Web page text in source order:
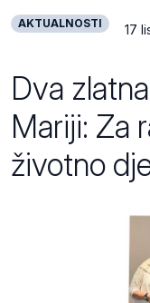
AKTUALNOSTI 17
Dva
Mariji: Za
životno